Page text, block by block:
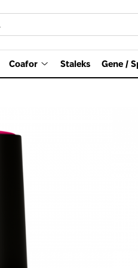
Coafor Staleks Gene /